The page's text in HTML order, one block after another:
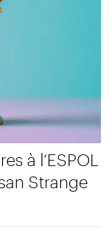
à l’ESPOL
Strange